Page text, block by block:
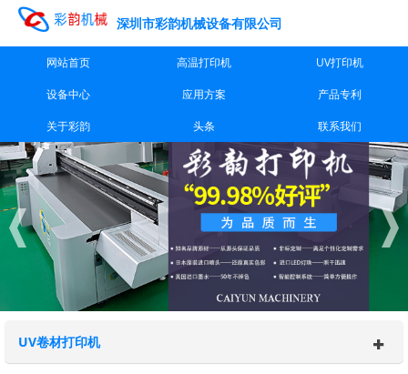
深圳市彩韵机械设备有限公司
网站首页 高温打印机 UV打印机
设备中心 应用方案 产品专利
关于彩韵 头条 联系我们
UV卷材打印机